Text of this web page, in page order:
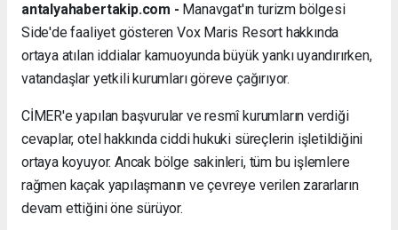
antalyahabertakip.com - Manavgat'ın turizm bölgesi
Side'de faaliyet gösteren Vox Maris Resort hakkında
ortaya atılan iddialar kamuoyunda büyük yankı uyandırırken,
vatandaşlar yetkili kurumları göreve çağırıyor.
CİMER'e yapılan başvurular ve resmî kurumların verdiği
cevaplar, otel hakkında ciddi hukuki süreçlerin işletildiğini
ortaya koyuyor. Ancak bölge sakinleri, tüm bu işlemlere
rağmen kaçak yapılaşmanın ve çevreye verilen zararların
devam ettiğini öne sürüyor.